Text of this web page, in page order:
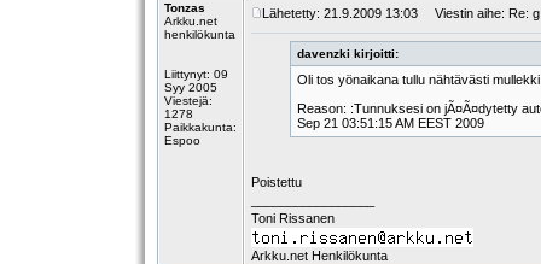
Tonzas
Arkku.net
henkilökunta
Liittynyt: 09
Syy 2005
Viestejä:
1278
Paikkakunta:
Espoo
Lähetetty: 21.9.2009 13:03 Viestin aihe: Re: g
davenzki kirjoitti:
Oli tos yönaikana tullu nähtävästi
Reason: :Tunnuksesi on jÃ¤Ã¤dytetty
Sep 21 03:51:15 AM EEST 2009
Poistettu
Toni Rissanen
Arkku.net Henkilökunta